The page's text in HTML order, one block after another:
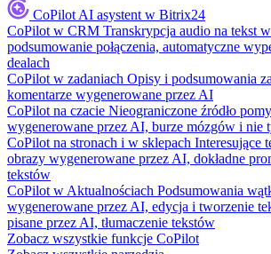
CoPilot AI asystent w Bitrix24
CoPilot w CRM Transkrypcja audio na tekst
podsumowanie połączenia, automatyczne
dealach
CoPilot w zadaniach Opisy i podsumowania
komentarze wygenerowane przez AI
CoPilot na czacie Nieograniczone źródło
wygenerowane przez AI, burze mózgów i nie
CoPilot na stronach i w sklepach Interesujące
obrazy wygenerowane przez AI, dokładne
tekstów
CoPilot w Aktualnościach Podsumowania
wygenerowane przez AI, edycja i tworzenie
pisane przez AI, tłumaczenie tekstów
Zobacz wszystkie funkcje CoPilot